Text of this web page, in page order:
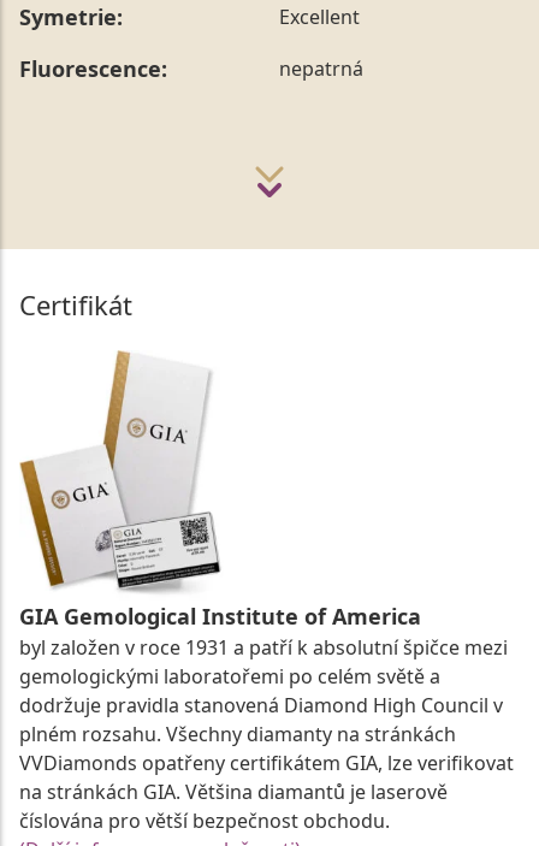
Symetrie: Excellent
Fluorescence: nepatrná
Certifikát
GIA Gemological Institute of America
byl založen v roce 1931 a patří k absolutní špičce mezi
gemologickými laboratořemi po celém světě a
dodržuje pravidla stanovená Diamond High Council v
plném rozsahu. Všechny diamanty na stránkách
VVDiamonds opatřeny certifikátem GIA, lze verifikovat
na stránkách GIA. Většina diamantů je laserově
číslována pro větší bezpečnost obchodu.